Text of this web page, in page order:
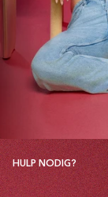
HULP NODIG?